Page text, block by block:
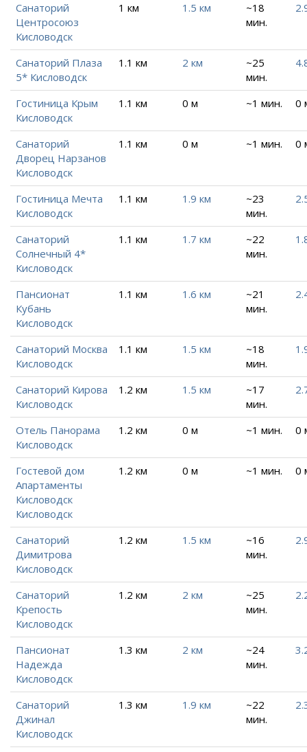
Санаторий
Центросоюз
Кисловодск
1 км 1.5 км
~18
мин.
Санаторий Плаза
5* Кисловодск
1.1 км 2 км
~25
мин.
Гостиница Крым
Кисловодск
1.1 км 0 м ~1 мин. 0
Санаторий
Дворец Нарзанов
Кисловодск
1.1 км 0 м ~1 мин. 0
Гостиница Мечта
Кисловодск
1.1 км 1.9 км
~23
мин.
Санаторий
Солнечный 4*
Кисловодск
1.1 км 1.7 км
~22
мин.
Пансионат
Кубань
Кисловодск
1.1 км 1.6 км
~21
мин.
Санаторий Москва
Кисловодск
1.1 км 1.5 км
~18
мин.
Санаторий Кирова
Кисловодск
1.2 км 1.5 км
~17
мин.
Отель Панорама
Кисловодск
1.2 км 0 м ~1 мин. 0
Гостевой дом
Апартаменты
Кисловодск
Кисловодск
1.2 км 0 м ~1 мин. 0
Санаторий
Димитрова
Кисловодск
1.2 км 1.5 км
~16
мин.
Санаторий
Крепость
Кисловодск
1.2 км 2 км
~25
мин.
Пансионат
Надежда
Кисловодск
1.3 км 2 км
~24
мин.
Санаторий
Джинал
Кисловодск
1.3 км 1.9 км
~22
мин.